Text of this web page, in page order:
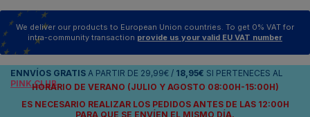
We deliver our products to European Union countries. To get 0% VAT for
intra-community transaction provide us your valid EU VAT number
ENNVÍOS GRATIS A PARTIR DE 29,99€ / 18,95€ SI PERTENECES AL
PINK CLUB
HORARIO DE VERANO (JULIO Y AGOSTO 08:00H-15:00H)
ES NECESARIO REALIZAR LOS PEDIDOS ANTES DE LAS 12:00H
PARA QUE SE ENVÍEN EL MISMO DÍA.